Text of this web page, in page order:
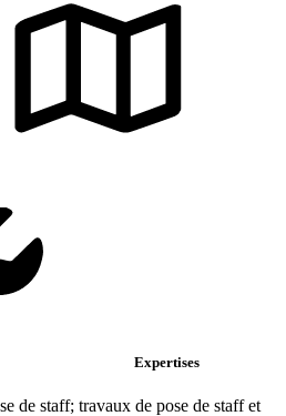
Expertises
de staff; travaux de pose de staff et